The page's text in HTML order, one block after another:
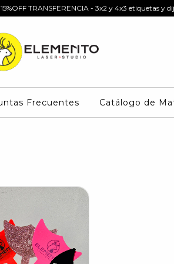
TRANSFERENCIA - 3x2 y 4x3 etiquetas y
Frecuentes Catálogo de